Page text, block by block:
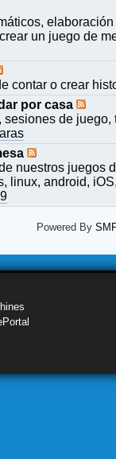
un juego de
contar o crear
por casa
sesiones de
nuestros juegos
linux, android,
Powered By